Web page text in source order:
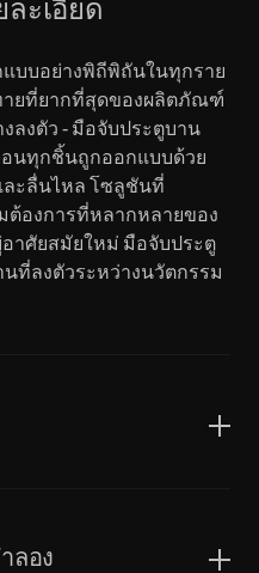
ะเอียด
บบอย่างพิถีพิถันในทุกราย
ายที่ยากที่สุดของผลิตภัณฑ์
ลงตัว - มือจับประตูบาน
อนทุกชิ้นถูกออกแบบด้วย
ละลื่นไหล โซลูชันที่
ต้องการที่หลากหลายของ
าศัยสมัยใหม่ มือจับประตู
นที่ลงตัวระหว่างนวัตกรรม
ลอง